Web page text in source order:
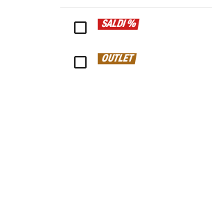
SALDI %
OUTLET